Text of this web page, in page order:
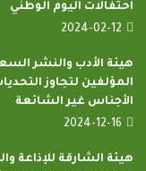
احتفالات اليوم الوطني
2024-02-12
هيئة الأدب والنشر
المؤلفين لتجاوز
الأجناس غير الشائعة
2024-12-16
هيئة الشارقة للإذاعة